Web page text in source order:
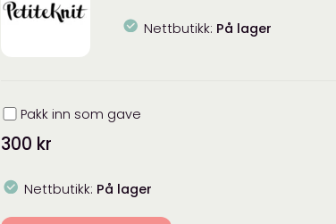
Nettbutikk: På lager
Innpakning
Pakk inn som gave
300 kr
Nettbutikk: På lager